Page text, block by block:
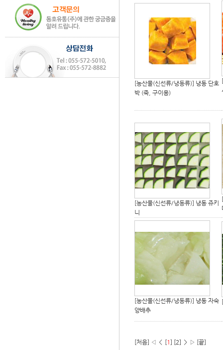
[농산물(신선류/냉동류)] 냉동 단호
박 (죽, 구이용)
[농산물(신선류/냉동류)] 냉동 쥬키
니
[농산물(신선류/냉동류)] 냉동 자숙
양배추
[처음] ◁ ＜ [1] [2] ＞ ▷ [끝]